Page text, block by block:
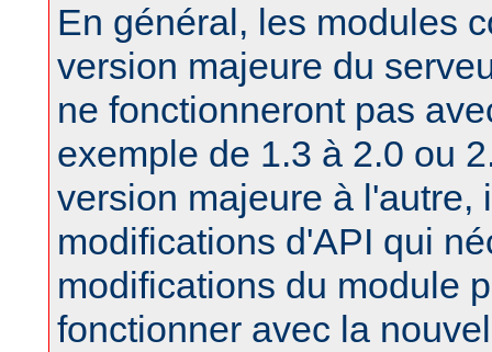
En général, les modules
version majeure du
ne fonctionneront pas
exemple de 1.3 à 2.0 ou
version majeure à l'autre,
modifications d'API qui
modifications du module
fonctionner avec la